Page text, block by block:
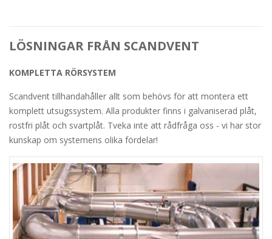
LÖSNINGAR FRÅN SCANDVENT
KOMPLETTA RÖRSYSTEM
Scandvent tillhandahåller allt som behövs för att montera ett
komplett utsugssystem. Alla produkter finns i galvaniserad plåt,
rostfri plåt och svartplåt. Tveka inte att rådfråga oss - vi har stor
kunskap om systemens olika fördelar!